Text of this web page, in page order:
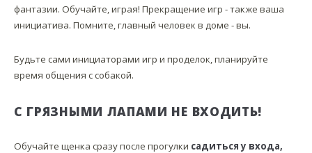
фантазии. Обучайте, играя! Прекращение игр - также ваша
инициатива. Помните, главный человек в доме - вы.
Будьте сами инициаторами игр и проделок, планируйте
время общения с собакой.
С ГРЯЗНЫМИ ЛАПАМИ НЕ ВХОДИТЬ!
Обучайте щенка сразу после прогулки садиться у входа,